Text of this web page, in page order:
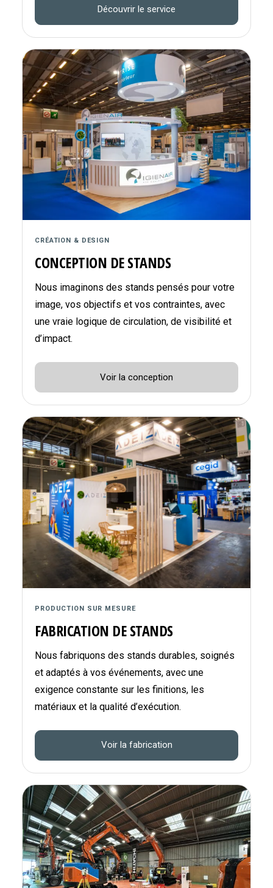
Découvrir le service
CRÉATION & DESIGN
CONCEPTION DE STANDS
Nous imaginons des stands pensés pour votre
image, vos objectifs et vos contraintes, avec
une vraie logique de circulation, de visibilité et
d’impact.
Voir la conception
PRODUCTION SUR MESURE
FABRICATION DE STANDS
Nous fabriquons des stands durables, soignés
et adaptés à vos événements, avec une
exigence constante sur les finitions, les
matériaux et la qualité d’exécution.
Voir la fabrication